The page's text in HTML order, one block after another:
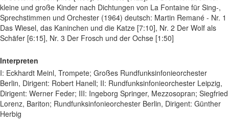
kleine und große Kinder nach Dichtungen von La Fontaine für Sing-,
Sprechstimmen und Orchester (1964) deutsch: Martin Remané - Nr. 1
Das Wiesel, das Kaninchen und die Katze [7:10], Nr. 2 Der Wolf als
Schäfer [6:15], Nr. 3 Der Frosch und der Ochse [1:50]
Interpreten
I: Eckhardt Meinl, Trompete; Großes Rundfunksinfonieorchester
Berlin, Dirigent: Robert Hanell; II: Rundfunksinfonieorchester Leipzig,
Dirigent: Werner Feder; III: Ingeborg Springer, Mezzosopran; Siegfried
Lorenz, Bariton; Rundfunksinfonieorchester Berlin, Dirigent: Günther
Herbig